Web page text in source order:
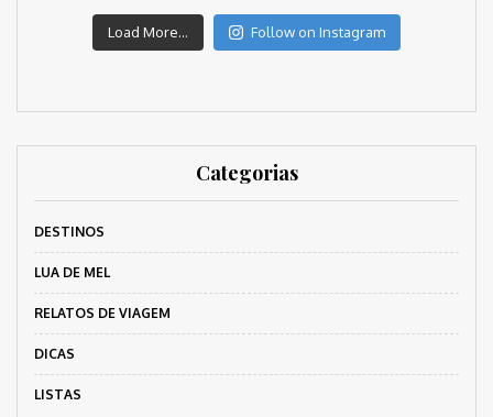
Load More... Follow on Instagram
Categorias
DESTINOS
LUA DE MEL
RELATOS DE VIAGEM
DICAS
LISTAS